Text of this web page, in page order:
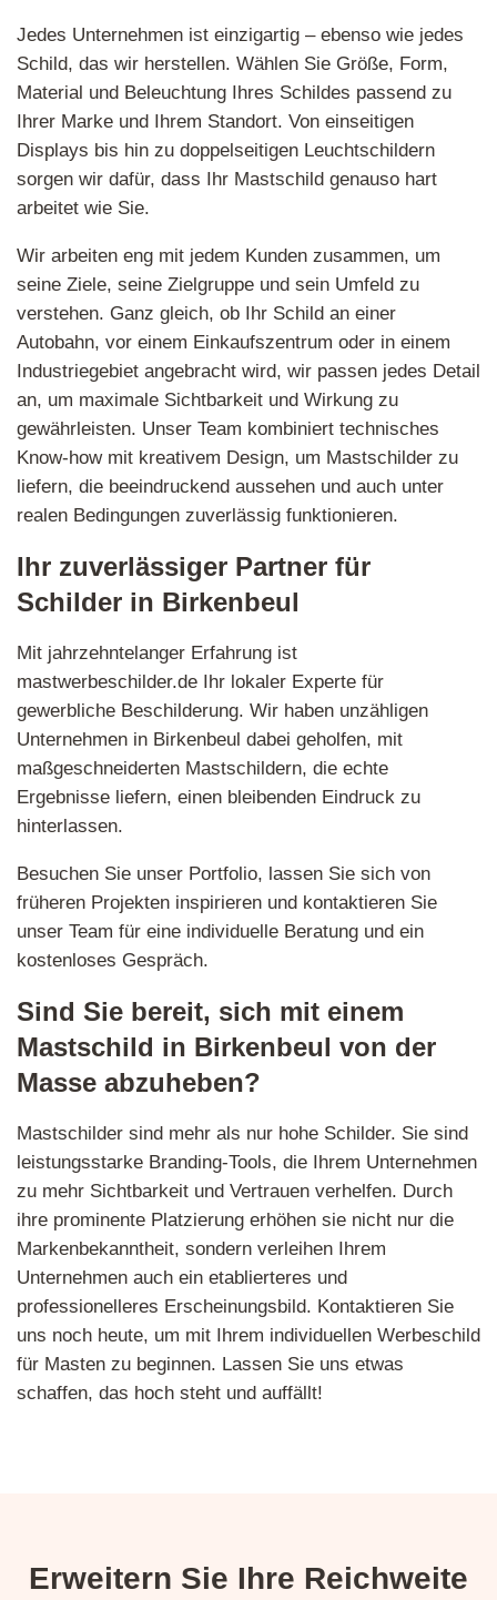
Jedes Unternehmen ist einzigartig – ebenso wie jedes
Schild, das wir herstellen. Wählen Sie Größe, Form,
Material und Beleuchtung Ihres Schildes passend zu
Ihrer Marke und Ihrem Standort. Von einseitigen
Displays bis hin zu doppelseitigen Leuchtschildern
sorgen wir dafür, dass Ihr Mastschild genauso hart
arbeitet wie Sie.
Wir arbeiten eng mit jedem Kunden zusammen, um
seine Ziele, seine Zielgruppe und sein Umfeld zu
verstehen. Ganz gleich, ob Ihr Schild an einer
Autobahn, vor einem Einkaufszentrum oder in einem
Industriegebiet angebracht wird, wir passen jedes Detail
an, um maximale Sichtbarkeit und Wirkung zu
gewährleisten. Unser Team kombiniert technisches
Know-how mit kreativem Design, um Mastschilder zu
liefern, die beeindruckend aussehen und auch unter
realen Bedingungen zuverlässig funktionieren.
Ihr zuverlässiger Partner für
Schilder in Birkenbeul
Mit jahrzehntelanger Erfahrung ist
mastwerbeschilder.de Ihr lokaler Experte für
gewerbliche Beschilderung. Wir haben unzähligen
Unternehmen in Birkenbeul dabei geholfen, mit
maßgeschneiderten Mastschildern, die echte
Ergebnisse liefern, einen bleibenden Eindruck zu
hinterlassen.
Besuchen Sie unser Portfolio, lassen Sie sich von
früheren Projekten inspirieren und kontaktieren Sie
unser Team für eine individuelle Beratung und ein
kostenloses Gespräch.
Sind Sie bereit, sich mit einem
Mastschild in Birkenbeul von der
Masse abzuheben?
Mastschilder sind mehr als nur hohe Schilder. Sie sind
leistungsstarke Branding-Tools, die Ihrem Unternehmen
zu mehr Sichtbarkeit und Vertrauen verhelfen. Durch
ihre prominente Platzierung erhöhen sie nicht nur die
Markenbekanntheit, sondern verleihen Ihrem
Unternehmen auch ein etablierteres und
professionelleres Erscheinungsbild. Kontaktieren Sie
uns noch heute, um mit Ihrem individuellen Werbeschild
für Masten zu beginnen. Lassen Sie uns etwas
schaffen, das hoch steht und auffällt!
Erweitern Sie Ihre Reichweite